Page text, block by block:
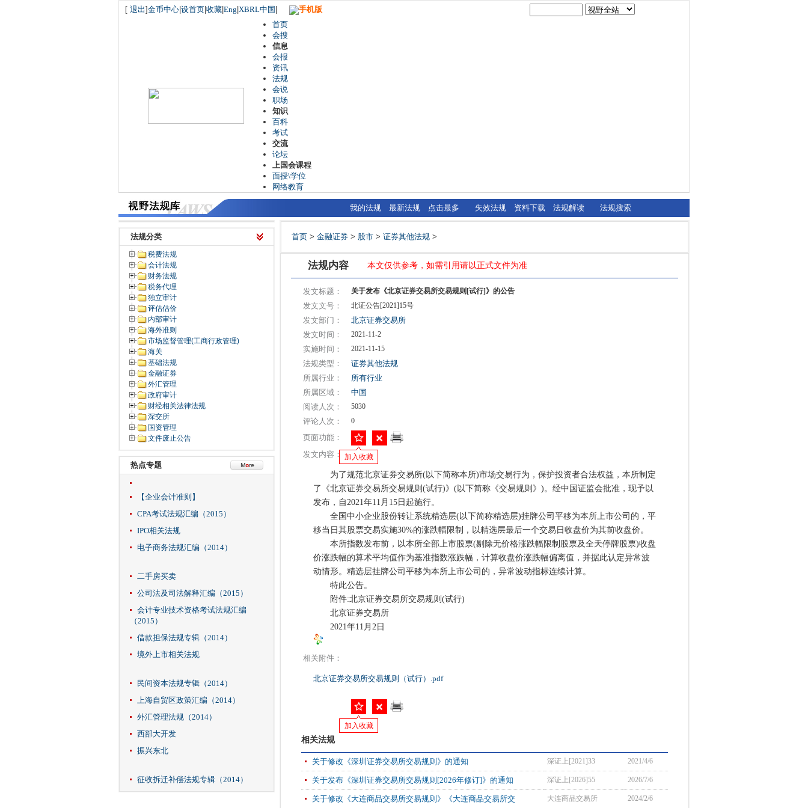
[ 退出]金币中心 设首页 收藏 Eng XBRL中国
手机版
首页
会搜
信息
会报
资讯
法规
会说
职场
知识
百科
考试
交流
论坛
上国会课程
面授\学位
网络教育
我的法规 最新法规 点击最多 失效法规 资料下载 法规解读 法规搜索
法规分类
税费法规
会计法规
财务法规
税务代理
独立审计
评估估价
内部审计
海外准则
市场监督管理(工商行政管理)
海关
基础法规
金融证券
外汇管理
政府审计
财经相关法律法规
深交所
国资管理
文件废止公告
热点专题
【企业会计准则】
CPA考试法规汇编（2015）
IPO相关法规
电子商务法规汇编（2014）
二手房买卖
公司法及司法解释汇编（2015）
会计专业技术资格考试法规汇编
（2015）
借款担保法规专辑（2014）
境外上市相关法规
民间资本法规专辑（2014）
上海自贸区政策汇编（2014）
外汇管理法规（2014）
西部大开发
振兴东北
征收拆迁补偿法规专辑（2014）
首页 > 金融证券 > 股市 > 证券其他法规 >
法规内容 本文仅供参考，如需引用请以正式文件为准
发文标题： 关于发布《北京证券交易所交易规则[试行]》的公告
发文文号： 北证公告[2021]15号
发文部门：
北京证券交易所
发文时间：
2021-11-2
实施时间： 2021-11-15
法规类型：
证券其他法规
所属行业：
所有行业
所属区域：
中国
阅读人次：
5030
评论人次： 0
页面功能：
加入收藏
发文内容：
为了规范北京证券交易所(以下简称本所)市场交易行为，保护投资者合法权益，本所制定
了《北京证券交易所交易规则(试行)》(以下简称《交易规则》)。经中国证监会批准，现予以
发布，自2021年11月15日起施行。
全国中小企业股份转让系统精选层(以下简称精选层)挂牌公司平移为本所上市公司的，平
移当日其股票交易实施30%的涨跌幅限制，以精选层最后一个交易日收盘价为其前收盘价。
本所指数发布前，以本所全部上市股票(剔除无价格涨跌幅限制股票及全天停牌股票)收盘
价涨跌幅的算术平均值作为基准指数涨跌幅，计算收盘价涨跌幅偏离值，并据此认定异常波
动情形。精选层挂牌公司平移为本所上市公司的，异常波动指标连续计算。
特此公告。
附件:北京证券交易所交易规则(试行)
北京证券交易所
2021年11月2日
相关附件：
北京证券交易所交易规则（试行）.pdf
加入收藏
相关法规
关于修改《深圳证券交易所交易规则》的通知 深证上[2021]33 2021/4/6
关于发布《深圳证券交易所交易规则[2026年修订]》的通知 深证上[2026]55 2026/7/6
关于修改《大连商品交易所交易规则》《大连商品交易所交 大连商品交易所 2024/2/6